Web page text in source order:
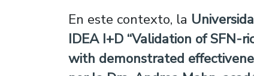
En este contexto, la
IDEA I+D “Validation of SFN-
with demonstrated